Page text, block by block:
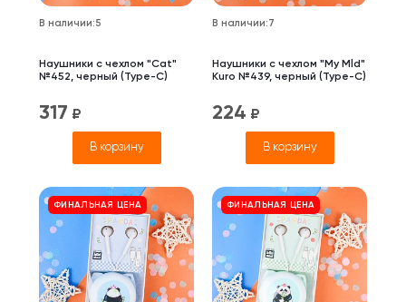
В наличии:5
Наушники с чехлом "Cat"
№452, черный (Type-C)
317 ₽
В корзину
В наличии:7
Наушники с чехлом "My Mld"
Kuro №439, черный (Type-C)
224 ₽
В корзину
ФИНАЛЬНАЯ ЦЕНА ФИНАЛЬНАЯ ЦЕНА